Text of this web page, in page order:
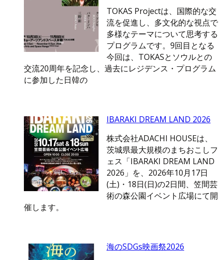
TOKAS Projectは、国際的な交
流を促進し、多文化的な視点で
多様なテーマについて思考する
プログラムです。9回目となる
今回は、TOKASとソウルとの
交流20周年を記念し、過去にレジデンス・プログラム
に参加した日韓の
IBARAKI DREAM LAND 2026
株式会社ADACHI HOUSEは、
茨城県最大規模のまちおこしフ
ェス「IBARAKI DREAM LAND
2026」を、2026年10月17日
(土)・18日(日)の2日間、笠間芸
術の森公園イベント広場にて開
催します。
海のSDGs映画祭2026